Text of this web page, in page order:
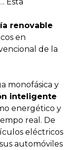
renovable
en
de la
monofásica y
inteligente
energético y
real. De
eléctricos
automóviles